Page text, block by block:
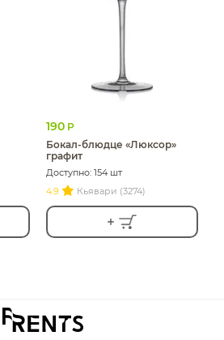
190 Р
Бокал-блюдце «Люксор»
графит
Доступно: 154 шт
4.9
Кьявари (3274)